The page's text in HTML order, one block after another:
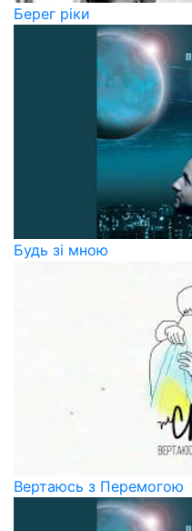
Берег ріки
Будь зі мною
Вертаюсь з Перемогою